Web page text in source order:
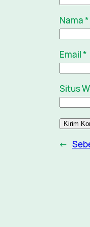
Nama*
Email*
Situs
←